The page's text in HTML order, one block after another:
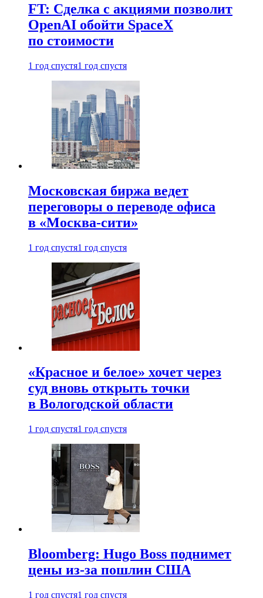
FT: Сделка с акциями позволит
OpenAI обойти SpaceX
по стоимости
1 год спустя1 год спустя
Московская биржа ведет
переговоры о переводе офиса
в «Москва-сити»
1 год спустя1 год спустя
«Красное и белое» хочет через
суд вновь открыть точки
в Вологодской области
1 год спустя1 год спустя
Bloomberg: Hugo Boss поднимет
цены из-за пошлин США
1 год спустя1 год спустя